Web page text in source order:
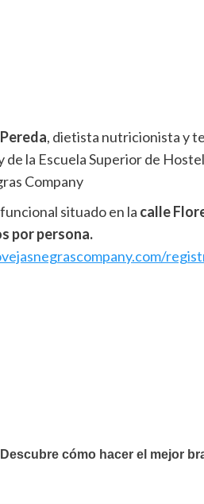
, dietista nutricionista y
la Escuela Superior de
Company
situado en la calle
por persona.
Descubre cómo hacer el mejor